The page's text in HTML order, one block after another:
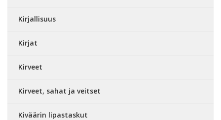
Kirjallisuus
Kirjat
Kirveet
Kirveet, sahat ja veitset
Kiväärin lipastaskut